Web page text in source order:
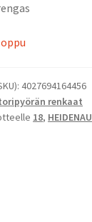
4027694164456
renkaat
18, HEIDENAU